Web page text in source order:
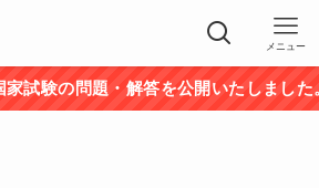
メニュー
の問題・解答を公開いたしました。